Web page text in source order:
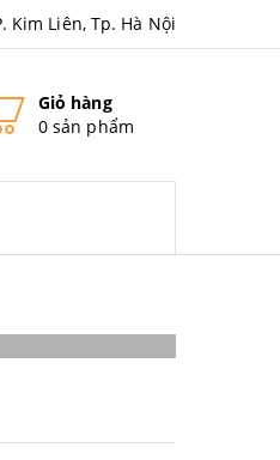
Kim Liên, Tp. Hà Nội
Giỏ hàng
0 sản phẩm